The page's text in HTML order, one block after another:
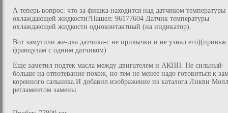
А теперь вопрос: что за фишка находится над датчиком температуры
охлаждающей жидкости?Нашел: 96177604 Датчик температуры
охлаждающей жидкости одноконтактный (на индикатор).
Вот замутили же-два датчика-с не привычки и не узнал его)(привык
французам с одним датчиком)
Еще заметил подтек масла между двигателем и АКПП. Не сильный-
больше на отпотевание похож, но тем не менее надо готовиться к
коренного сальника.И добавил изображение из каталога Ликви
регламентом замены.